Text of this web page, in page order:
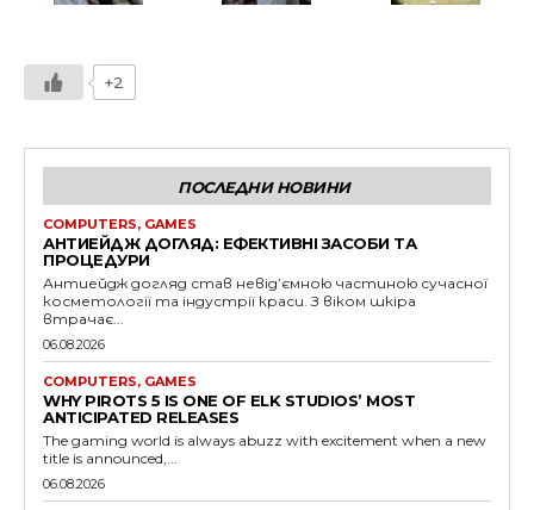
+2
ПОСЛЕДНИ НОВИНИ
COMPUTERS, GAMES
АНТИЕЙДЖ ДОГЛЯД: ЕФЕКТИВНІ ЗАСОБИ ТА
ПРОЦЕДУРИ
Антиейдж догляд став невід’ємною частиною сучасної
косметології та індустрії краси. З віком шкіра
втрачає...
06.08.2026
COMPUTERS, GAMES
WHY PIROTS 5 IS ONE OF ELK STUDIOS’ MOST
ANTICIPATED RELEASES
The gaming world is always abuzz with excitement when a new
title is announced,...
06.08.2026